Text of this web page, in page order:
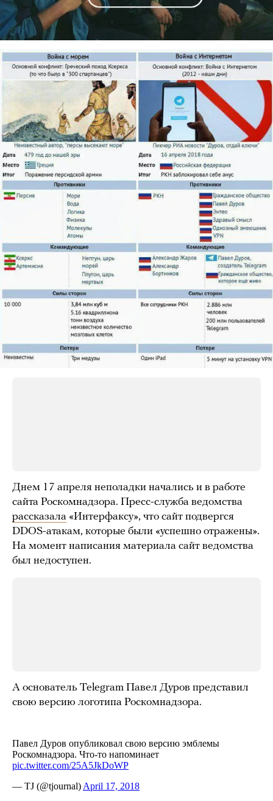
Днем 17 апреля неполадки начались и в работе
сайта Роскомнадзора. Пресс-служба ведомства
рассказала «Интерфаксу», что сайт подвергся
DDOS-атакам, которые были «успешно отражены».
На момент написания материала сайт ведомства
был недоступен.
А основатель Telegram Павел Дуров представил
свою версию логотипа Роскомнадзора.